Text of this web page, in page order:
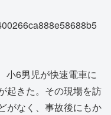
小6男児が快速電車に
起きた。その現場を訪
がなく、事故後にもか